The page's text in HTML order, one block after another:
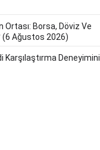
Ortası: Borsa, Döviz Ve
(6 Ağustos 2026)
Karşılaştırma Deneyimini